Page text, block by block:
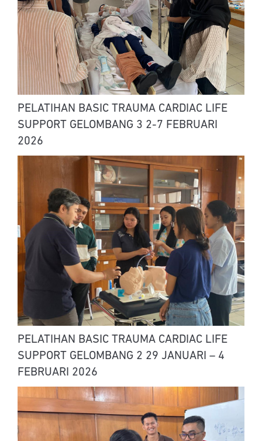
PELATIHAN BASIC TRAUMA CARDIAC LIFE
SUPPORT GELOMBANG 3 2-7 FEBRUARI
2026
PELATIHAN BASIC TRAUMA CARDIAC LIFE
SUPPORT GELOMBANG 2 29 JANUARI – 4
FEBRUARI 2026